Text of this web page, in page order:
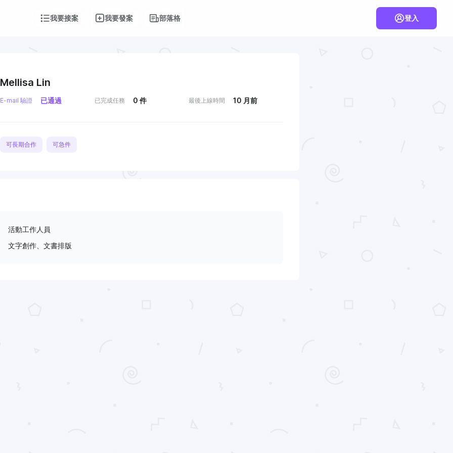
我要接案 我要發案 部落格 登入
Mellisa Lin
E-mail 驗證 已通過 已完成任務 0 件 最後上線時間 10 月前
可長期合作 可急件
活動工作人員
文字創作、文書排版